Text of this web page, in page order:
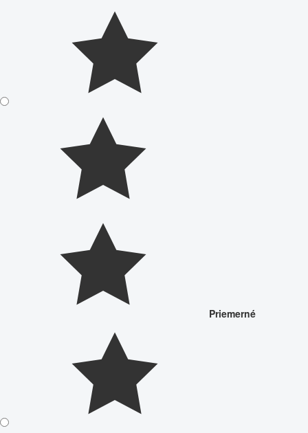
Priemerné